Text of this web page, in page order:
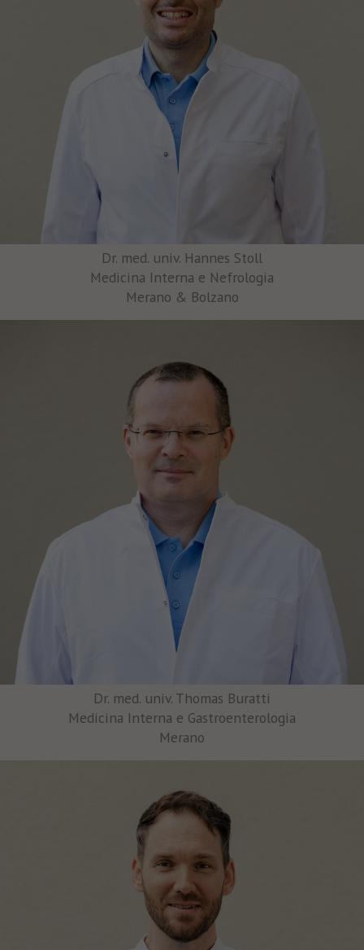
Dr. med. univ. Hannes Stoll
Medicina Interna e Nefrologia
Merano & Bolzano
Dr. med. univ. Thomas Buratti
Medicina Interna e Gastroenterologia
Merano